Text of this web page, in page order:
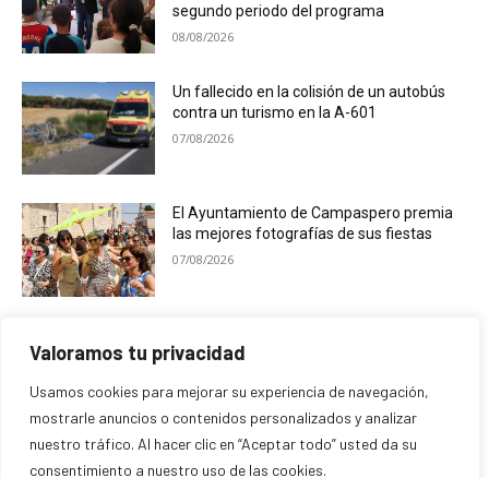
Valoramos tu privacidad
Usamos cookies para mejorar su experiencia de navegación,
mostrarle anuncios o contenidos personalizados y analizar
nuestro tráfico. Al hacer clic en “Aceptar todo” usted da su
consentimiento a nuestro uso de las cookies.
segundo periodo del programa
08/08/2026
Un fallecido en la colisión de un autobús
contra un turismo en la A-601
07/08/2026
El Ayuntamiento de Campaspero premia
las mejores fotografías de sus fiestas
07/08/2026
las Veladas de San Francisco